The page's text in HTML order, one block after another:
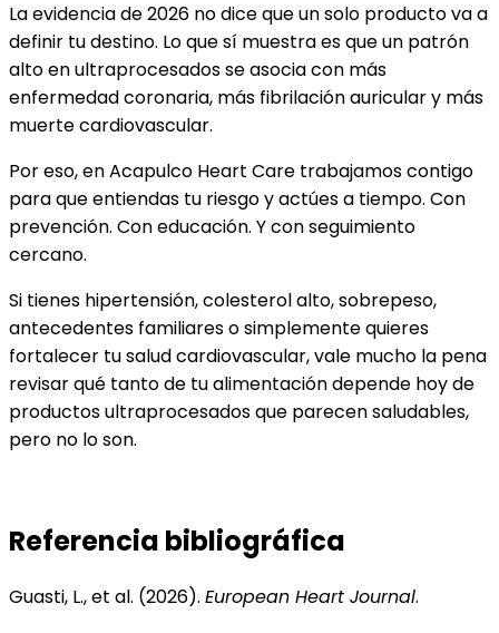
La evidencia de 2026 no dice que un solo producto va a
definir tu destino. Lo que sí muestra es que un patrón
alto en ultraprocesados se asocia con más
enfermedad coronaria, más fibrilación auricular y más
muerte cardiovascular.
Por eso, en Acapulco Heart Care trabajamos contigo
para que entiendas tu riesgo y actúes a tiempo. Con
prevención. Con educación. Y con seguimiento
cercano.
Si tienes hipertensión, colesterol alto, sobrepeso,
antecedentes familiares o simplemente quieres
fortalecer tu salud cardiovascular, vale mucho la pena
revisar qué tanto de tu alimentación depende hoy de
productos ultraprocesados que parecen saludables,
pero no lo son.
Referencia bibliográfica
Guasti, L., et al. (2026). European Heart Journal.